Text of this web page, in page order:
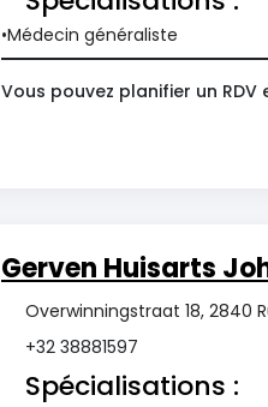
Médecin généraliste
Vous pouvez planifier un RDV
Gerven Huisarts
Overwinningstraat 18, 2840
+32 38881597
Spécialisations :